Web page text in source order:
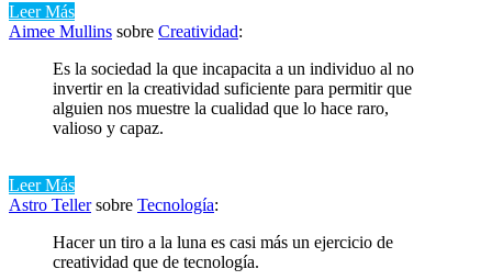
Leer Más
Aimee Mullins sobre Creatividad:
Es la sociedad la que incapacita a un individuo al no
invertir en la creatividad suficiente para permitir que
alguien nos muestre la cualidad que lo hace raro,
valioso y capaz.
Leer Más
Astro Tellersobre Tecnología:
Hacer un tiro a la luna es casi más un ejercicio de
creatividad que de tecnología.